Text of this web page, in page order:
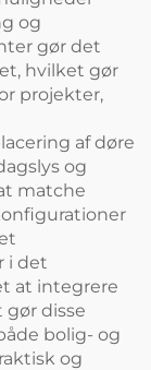
og
gør det
hvilket gør
projekter,
af døre
og
matche
i det
at integrere
disse
bolig- og
og